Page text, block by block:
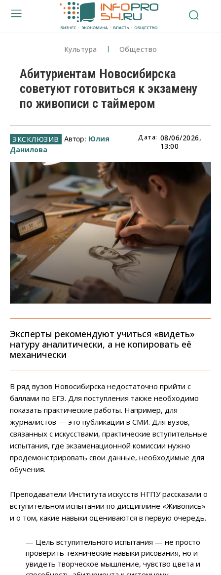
Культура Общество
Абитуриентам Новосибирска
советуют готовиться к экзамену
по живописи с таймером
Автор: Юлия
Данилова
Дата: 08/06/2026,
13:00
Эксперты рекомендуют учиться «видеть»
натуру аналитически, а не копировать её
механически
В ряд вузов Новосибирска недостаточно прийти с
баллами по ЕГЭ. Для поступления также необходимо
показать практические работы. Например, для
журналистов — это публикации в СМИ. Для вузов,
связанных с искусствами, практические вступительные
испытания, где экзаменационной комиссии нужно
продемонстрировать свои данные, необходимые для
обучения.
Преподаватели Института искусств НГПУ рассказали о
вступительном испытании по дисциплине «Живопись»
и о том, какие навыки оцениваются в первую очередь.
— Цель вступительного испытания — не просто
проверить технические навыки рисования, но и
увидеть творческое мышление, чувство цвета и